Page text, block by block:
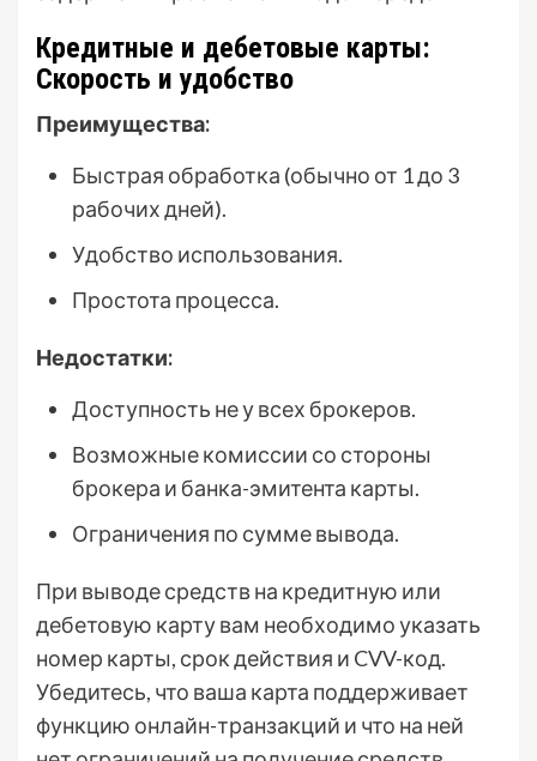
Кредитные и дебетовые карты:
Скорость и удобство
Преимущества:
Быстрая обработка (обычно от 1 до 3
рабочих дней).
Удобство использования.
Простота процесса.
Недостатки:
Доступность не у всех брокеров.
Возможные комиссии со стороны
брокера и банка-эмитента карты.
Ограничения по сумме вывода.
При выводе средств на кредитную или
дебетовую карту вам необходимо указать
номер карты, срок действия и CVV-код.
Убедитесь, что ваша карта поддерживает
функцию онлайн-транзакций и что на ней